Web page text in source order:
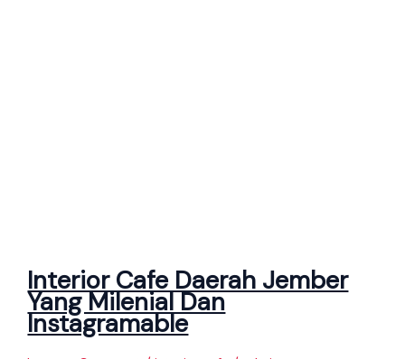
Interior Cafe Daerah Jember
Yang Milenial Dan
Instagramable